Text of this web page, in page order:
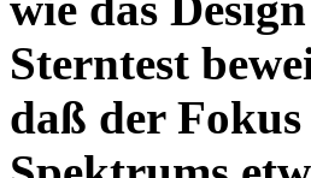
Sterntest
daß der Fokus